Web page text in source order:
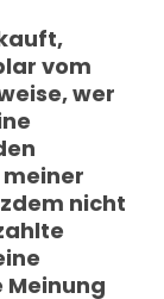
vom
wer
nicht